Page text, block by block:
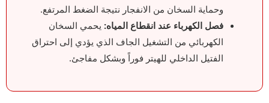
وحماية السخان من الانفجار نتيجة الضغط المرتفع.
فصل الكهرباء عند انقطاع المياه: يحمي السخان
الكهربائي من التشغيل الجاف الذي يؤدي إلى احتراق
الفتيل الداخلي للهيتر فوراً وبشكل مفاجئ.